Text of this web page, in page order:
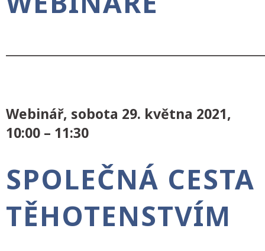
Webinář, sobota 29. května 2021,
10:00 – 11:30
SPOLEČNÁ CESTA
TĚHOTENSTVÍM